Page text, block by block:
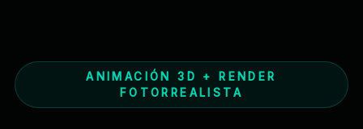
ANIMACIÓN 3D + RENDER
FOTORREALISTA